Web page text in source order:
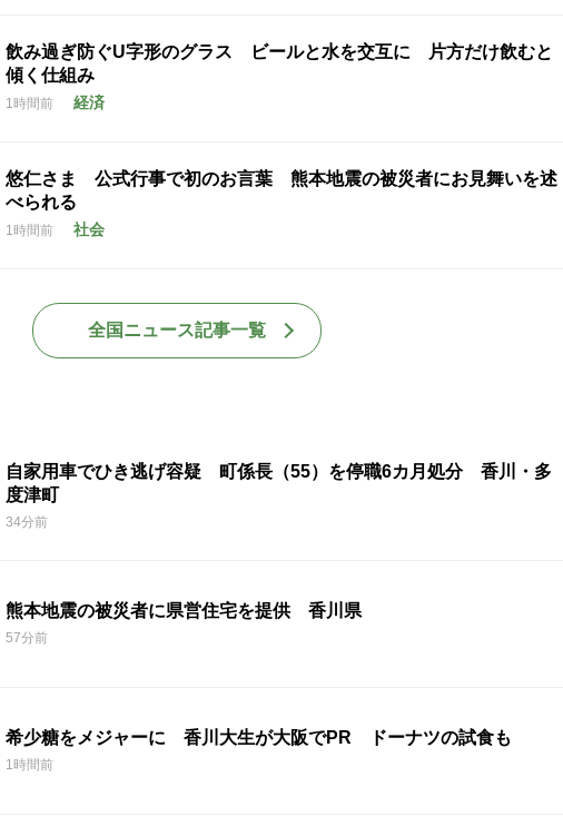
飲み過ぎ防ぐU字形のグラス ビールと水を交互に 片方だけ飲むと
傾く仕組み
1時間前 経済
悠仁さま 公式行事で初のお言葉 熊本地震の被災者にお見舞いを述
べられる
1時間前 社会
全国ニュース記事一覧
自家用車でひき逃げ容疑 町係長（55）を停職6カ月処分 香川・多
度津町
34分前
熊本地震の被災者に県営住宅を提供 香川県
57分前
希少糖をメジャーに 香川大生が大阪でPR ドーナツの試食も
1時間前